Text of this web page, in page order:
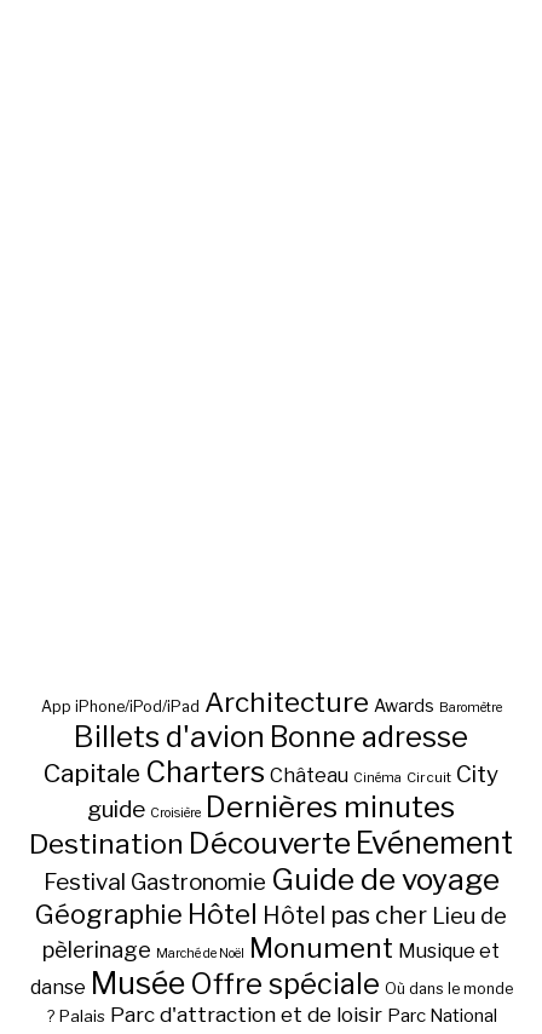
App iPhone/iPod/iPad Architecture Awards Baromètre
Billets d'avion Bonne adresse
Capitale Charters Château Cinéma Circuit City
guide Croisière Dernières minutes
Destination Découverte Evénement
Festival Gastronomie Guide de voyage
Géographie Hôtel Hôtel pas cher Lieu de
pèlerinage Marché de Noël Monument Musique et
danse Musée Offre spéciale Où dans le monde
? Palais Parc d'attraction et de loisir Parc National